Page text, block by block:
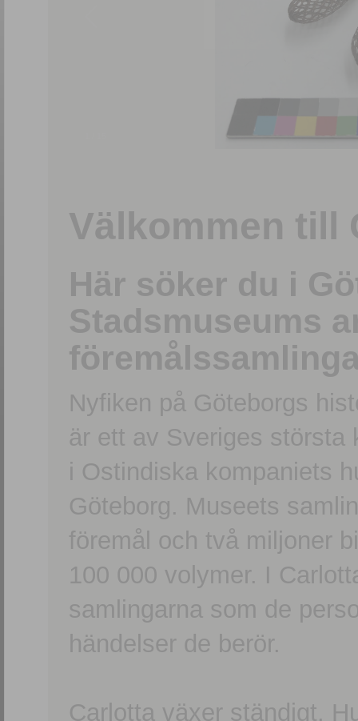
Välkommen till
Här söker du i
Stadsmuseums
Nyfiken på Göteborgs
är ett av Sveriges största
i Ostindiska kompaniets
Göteborg. Museets
föremål och två miljoner
100 000 volymer. I
samlingarna som de
händelser de berör.
Carlotta växer ständigt.